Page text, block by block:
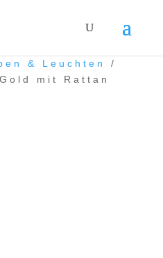
& Leuchten
/
mit Rattan